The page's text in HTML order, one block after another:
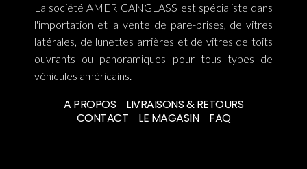
La société AMERICANGLASS est spécialiste dans
l'importation et la vente de pare-brises, de vitres
latérales, de lunettes arrières et de vitres de toits
ouvrants ou panoramiques pour tous types de
véhicules américains.
A PROPOS
LIVRAISONS & RETOURS
CONTACT
LE MAGASIN FAQ